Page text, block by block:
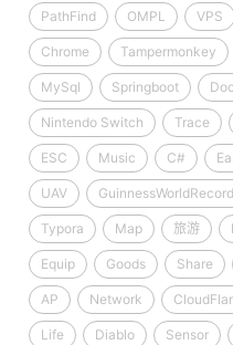
PathFind OMPL VPS
Chrome Tampermonkey
MySql Springboot
Nintendo Switch Trace
ESC Music C#
UAV
Typora Map 旅游
Equip Goods Share
AP Network
Life Diablo Sensor